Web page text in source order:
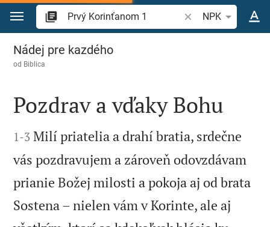
Prejsť na obsah
Vyhľadajte biblický
NPK
Prvý Korinťanom 1
Nádej pre kazdého
od Biblica

Pozdrav a vďaky Bohu

1-3 Milí priatelia a drahí bratia, srdečne
vás pozdravujem a zároveň odovzdávam
prianie Božej milosti a pokoja aj od brata
Sostena – nielen vám v Korinte, ale aj